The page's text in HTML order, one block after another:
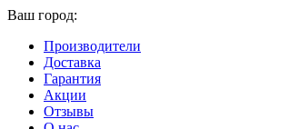
Ваш город:
Производители
Доставка
Гарантия
Акции
Отзывы